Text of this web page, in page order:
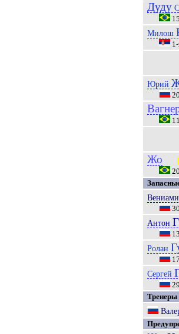
Дуду
Милош
Юрий
Жо
Антон
Ролан
Сергей
Тренеры